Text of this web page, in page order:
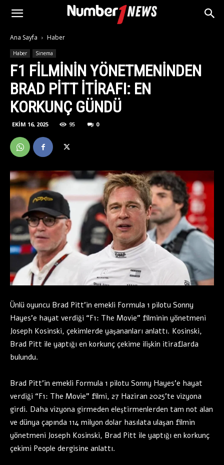
Ana Sayfa Haber
Haber Sinema
F1 FILMININ YÖNETMENINDEN
BRAD PITT ITIRAFI: EN
KORKUNÇ GÜNDÜ
EKIM 16, 2025 95 0
Ünlü oyuncu Brad Pitt’in emekli Formula 1 pilotu Sonny
Hayes’e hayat verdiği “F1: The Movie” filminin yönetmeni
Joseph Kosinski, çekimlerde yaşananları anlattı. Kosinski,
Brad Pitt ile yaptığı en korkunç çekime ilişkin itiraflarda
bulundu.
Brad Pitt’in emekli Formula 1 pilotu Sonny Hayes’e hayat
verdiği “F1: The Movie” filmi, 27 Haziran 2025’te vizyona
girdi. Daha vizyona girmeden eleştirmenlerden tam not alan
ve dünya çapında 114 milyon dolar hasılata ulaşan filmin
yönetmeni Joseph Kosinski, Brad Pitt ile yaptığı en korkunç
çekimi People dergisine anlattı.